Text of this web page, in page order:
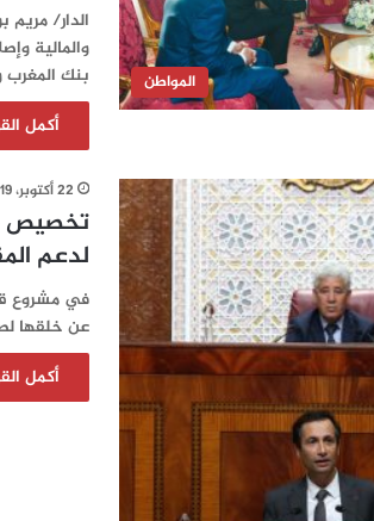
المواطن
الدار/ مريم
والمالية
بنك المغرب
أكمل
22 أكتوبر، 2019
لدعم
عن خلقها
أكمل